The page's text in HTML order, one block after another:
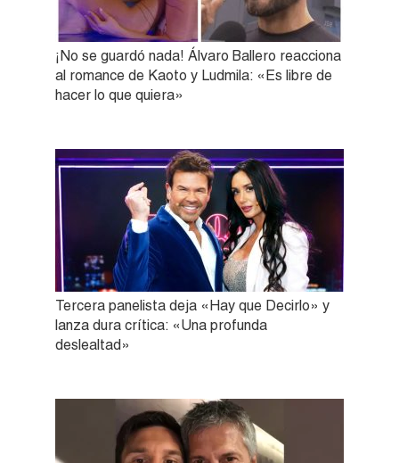
¡No se guardó nada! Álvaro Ballero reacciona
al romance de Kaoto y Ludmila: «Es libre de
hacer lo que quiera»
Tercera panelista deja «Hay que Decirlo» y
lanza dura crítica: «Una profunda
deslealtad»